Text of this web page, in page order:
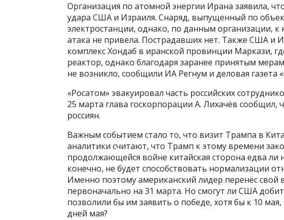
Организация по атомной энергии Ирана заявила,
удара США и Израиля. Снаряд, выпущенный по
электростанции, однако, по данным организации,
атака не привела. Пострадавших нет. Также США и
комплекс Хондаб в иранской провинции Маркази,
реактор, однако благодаря заранее принятым
не возникло, сообщили ИА Регнум и деловая газета
«Росатом» эвакуировал часть российских
25 марта глава госкорпорации А. Лихачёв сообщил,
россиян.
Важным событием стало то, что визит Трампа в
аналитики считают, что Трамп к этому времени
продолжающейся войне китайская сторона едва ли
конечно, не будет способствовать нормализации
Именно поэтому американский лидер перенёс свой
первоначально на 31 марта. Но смогут ли США
позволили бы им заявить о победе, хотя бы к 10
дней мая?